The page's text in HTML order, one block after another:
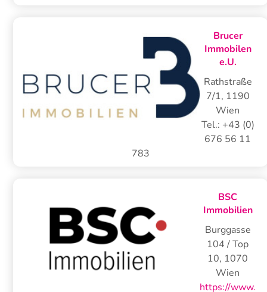
Brucer
Immobilen
e.U.
Rathstraße
7/1, 1190
Wien
Tel.: +43 (0)
676 56 11
783
BSC
Immobilien
Burggasse
104 / Top
10, 1070
Wien
https://www.